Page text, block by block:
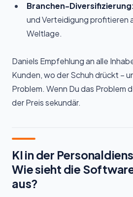
Branchen-
und Verteidigung profitieren
Weltlage.
Daniels Empfehlung an alle
Kunden, wo der Schuh drückt –
Problem. Wenn Du das Problem
der Preis sekundär.
KI in der
Wie sieht die
aus?